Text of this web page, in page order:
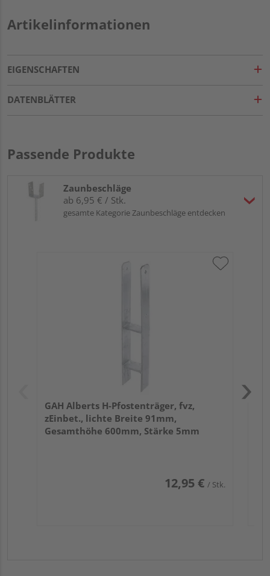
Artikelinformationen
EIGENSCHAFTEN
DATENBLÄTTER
Passende Produkte
Zaunbeschläge
ab 6,95 € / Stk.
gesamte Kategorie Zaunbeschläge entdecken
GAH Alberts H-Pfostenträger, fvz,
zEinbet., lichte Breite 91mm,
Gesamthöhe 600mm, Stärke 5mm
12,95 € / Stk.